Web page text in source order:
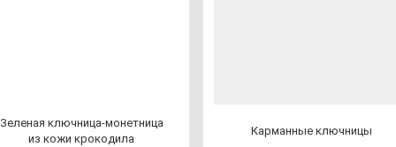
Зеле­ная ключ­ни­ца-мо­нет­ни­ца
из ко­жи кро­ко­ди­ла
Кар­ман­ные ключ­ни­цы